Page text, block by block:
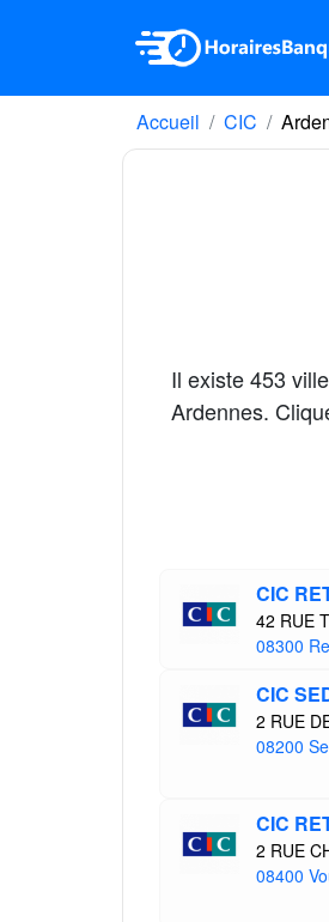
Accueil CIC
Il existe 453
Ardennes.
CIC
42 RUE
08300
CIC
2 RUE
08200
CIC
2 RUE
08400